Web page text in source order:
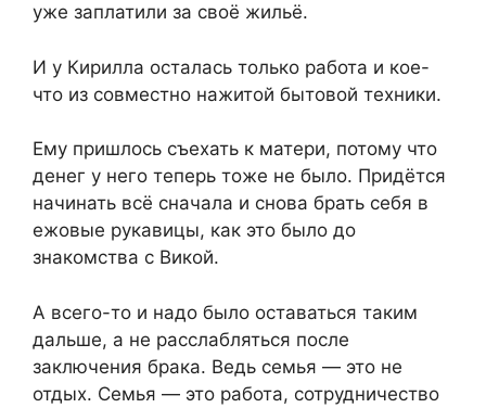
уже заплатили за своё жильё.
И у Кирилла осталась только работа и кое-
что из совместно нажитой бытовой техники.
Ему пришлось съехать к матери, потому что
денег у него теперь тоже не было. Придётся
начинать всё сначала и снова брать себя в
ежовые рукавицы, как это было до
знакомства с Викой.
А всего-то и надо было оставаться таким
дальше, а не расслабляться после
заключения брака. Ведь семья — это не
отдых. Семья — это работа, сотрудничество